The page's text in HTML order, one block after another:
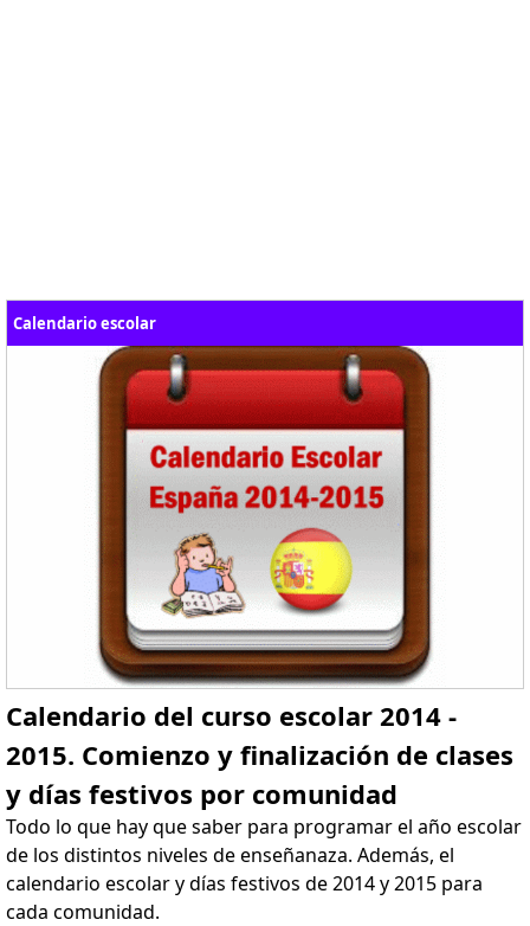
Calendario escolar
Calendario del curso escolar 2014 -
2015. Comienzo y finalización de clases
y días festivos por comunidad
Todo lo que hay que saber para programar el año escolar
de los distintos niveles de enseñanaza. Además, el
calendario escolar y días festivos de 2014 y 2015 para
cada comunidad.